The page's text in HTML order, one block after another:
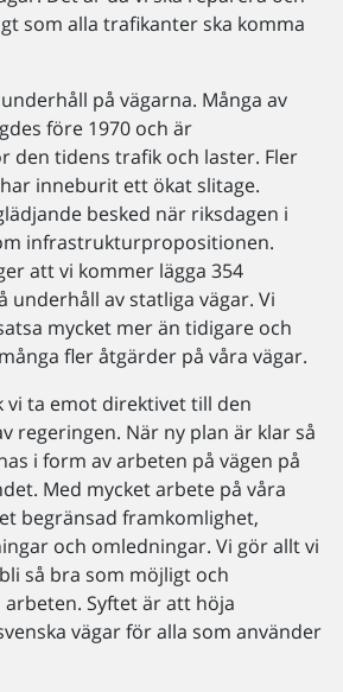
som alla trafikanter ska komma
på vägarna. Många av
före 1970 och är
den tidens trafik och laster. Fler
inneburit ett ökat slitage.
besked när riksdagen i
infrastrukturpropositionen.
att vi kommer lägga 354
av statliga vägar. Vi
mycket mer än tidigare och
fler åtgärder på våra vägar.
vi ta emot direktivet till den
regeringen. När ny plan är klar så
i form av arbeten på vägen på
Med mycket arbete på våra
begränsad framkomlighet,
och omledningar. Vi gör allt vi
så bra som möjligt och
Syftet är att höja
vägar för alla som använder